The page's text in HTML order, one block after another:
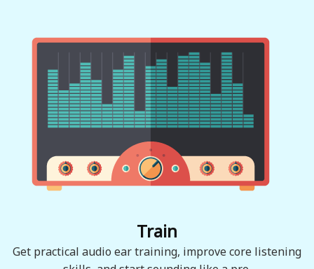
Train
Get practical audio ear training, improve core listening